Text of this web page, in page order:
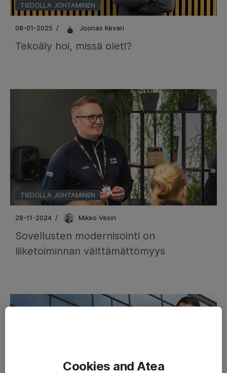
TIEDOLLA JOHTAMINEN
08-01-2025 / Joonas Kevari
Tekoäly hoi, missä olet!?
TIEDOLLA JOHTAMINEN
28-11-2024 / Mikko Vesin
Sovellusten modernisointi on
liiketoiminnan välttämättömyys
Cookies and Atea